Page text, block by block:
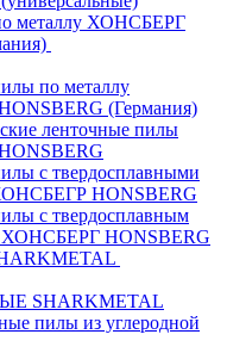
металлу ХОНСБЕРГ
по металлу
(Германия)
ленточные пилы
с твердосплавными
HONSBERG
с твердосплавным
ХОНСБЕРГ HONSBERG
SHARKMETAL
пилы из углеродной